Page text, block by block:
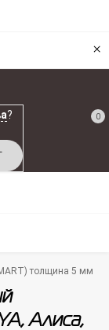
×
? 0
толщина 5 мм
Алиса,